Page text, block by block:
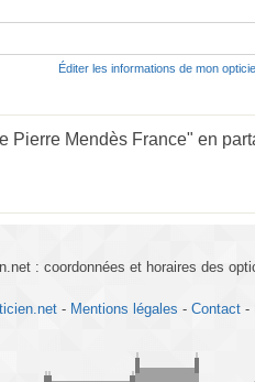
Éditer les informations de mon
Pierre Mendès France" en
: coordonnées et horaires des
- Mentions légales - Contact -